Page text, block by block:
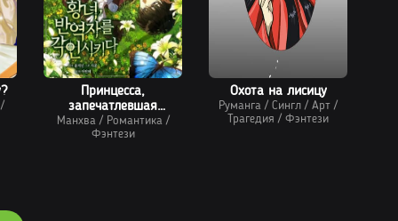
Принцесса,
запечатлевшая
изменника
Манхва/ Романтика/
Фэнтези
Охота на лисицу
Руманга / Сингл / Арт /
Трагедия / Фэнтези